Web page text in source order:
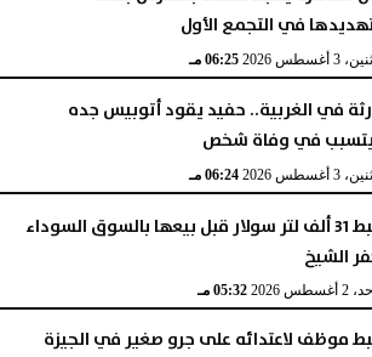
في التجمع الأول
3 أغسطس 2026 06:25 مـ
في الغربية.. حفيد يقود أتوبيس جده
في وفاة شخص
3 أغسطس 2026 06:24 مـ
ضبط 31 ألف لتر سولار قبل بيعها بالسوق السوداء
الشيخ
2026 05:32 مـ
موظف لاعتدائه على جرو صغير في الجيزة